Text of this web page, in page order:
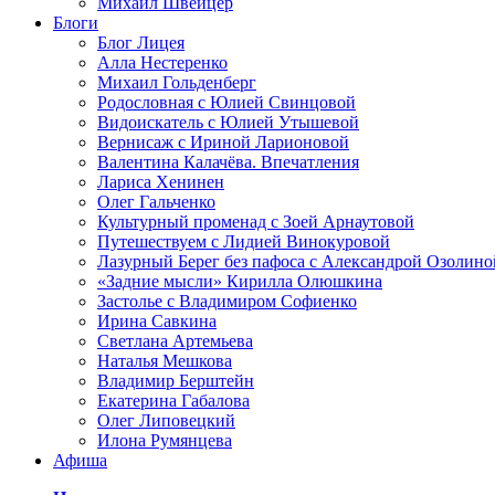
Блоги
Блог Лицея
Алла Нестеренко
Михаил Гольденберг
Родословная с Юлией Свинцовой
Видоискатель с Юлией Утышевой
Вернисаж с Ириной Ларионовой
Валентина Калачёва. Впечатления
Лариса Хенинен
Олег Гальченко
Культурный променад с Зоей Арнаутовой
Путешествуем с Лидией Винокуровой
Лазурный Берег без пафоса с Александрой
«Задние мысли» Кирилла Олюшкина
Застолье с Владимиром Софиенко
Ирина Савкина
Светлана Артемьева
Наталья Мешкова
Владимир Берштейн
Екатерина Габалова
Олег Липовецкий
Илона Румянцева
Афиша